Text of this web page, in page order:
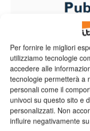
Per fornire le migliori
utilizziamo tecnologie
accedere alle
tecnologie permetterà a
personali come il
univoci su questo sito e
personalizzati. Non
influire negativamente
All’interno di Giflex,il
approfondire il tema